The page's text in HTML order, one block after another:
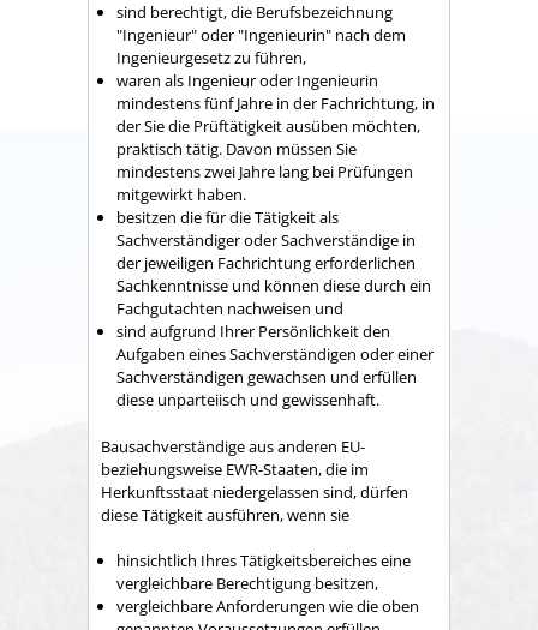
sind berechtigt, die Berufsbezeichnung
"Ingenieur" oder "Ingenieurin" nach dem
Ingenieurgesetz zu führen,
waren als Ingenieur oder Ingenieurin
mindestens fünf Jahre in der Fachrichtung, in
der Sie die Prüftätigkeit ausüben möchten,
praktisch tätig. Davon müssen Sie
mindestens zwei Jahre lang bei Prüfungen
mitgewirkt haben.
besitzen die für die Tätigkeit als
Sachverständiger oder Sachverständige in
der jeweiligen Fachrichtung erforderlichen
Sachkenntnisse und können diese durch ein
Fachgutachten nachweisen und
sind aufgrund Ihrer Persönlichkeit den
Aufgaben eines Sachverständigen oder einer
Sachverständigen gewachsen und erfüllen
diese unparteiisch und gewissenhaft.
Bausachverständige aus anderen EU-
beziehungsweise EWR-Staaten, die im
Herkunftsstaat niedergelassen sind, dürfen
diese Tätigkeit ausführen, wenn sie
hinsichtlich Ihres Tätigkeitsbereiches eine
vergleichbare Berechtigung besitzen,
vergleichbare Anforderungen wie die oben